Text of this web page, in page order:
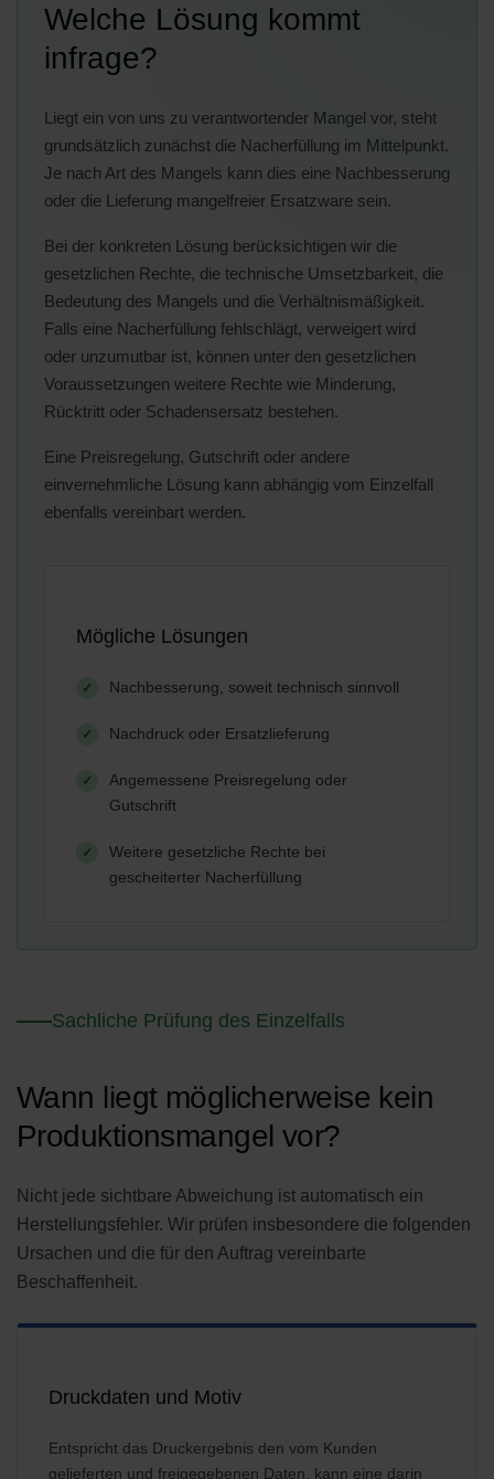
Welche Lösung kommt
infrage?
Liegt ein von uns zu verantwortender Mangel vor, steht
grundsätzlich zunächst die Nacherfüllung im Mittelpunkt.
Je nach Art des Mangels kann dies eine Nachbesserung
oder die Lieferung mangelfreier Ersatzware sein.
Bei der konkreten Lösung berücksichtigen wir die
gesetzlichen Rechte, die technische Umsetzbarkeit, die
Bedeutung des Mangels und die Verhältnismäßigkeit.
Falls eine Nacherfüllung fehlschlägt, verweigert wird
oder unzumutbar ist, können unter den gesetzlichen
Voraussetzungen weitere Rechte wie Minderung,
Rücktritt oder Schadensersatz bestehen.
Eine Preisregelung, Gutschrift oder andere
einvernehmliche Lösung kann abhängig vom Einzelfall
ebenfalls vereinbart werden.
Mögliche Lösungen
Nachbesserung, soweit technisch sinnvoll
Nachdruck oder Ersatzlieferung
Angemessene Preisregelung oder
Gutschrift
Weitere gesetzliche Rechte bei
gescheiterter Nacherfüllung
Sachliche Prüfung des Einzelfalls
Wann liegt möglicherweise kein
Produktionsmangel vor?
Nicht jede sichtbare Abweichung ist automatisch ein
Herstellungsfehler. Wir prüfen insbesondere die folgenden
Ursachen und die für den Auftrag vereinbarte
Beschaffenheit.
Druckdaten und Motiv
Entspricht das Druckergebnis den vom Kunden
gelieferten und freigegebenen Daten, kann eine darin